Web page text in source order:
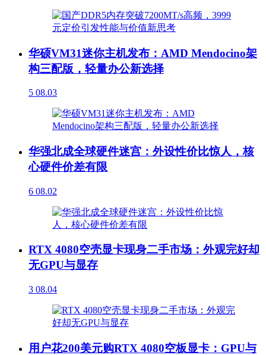
华硕VM31迷你主机发布：AMD Mendocino架
构三配版，轻量办公新选择
5 08.03
华强北成全球硬件迷宫：外设性价比惊人，核
心硬件价差有限
6 08.02
RTX 4080空壳显卡现身二手市场：外观完好却
无GPU与显存
3 08.04
用户花200美元购RTX 4080空板显卡：GPU与